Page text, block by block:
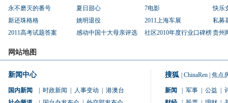
永不磨灭的番号 夏日甜心 7电影
快乐
新还珠格格
姚明退役 2011上海车展
私募
2011高考试题答案
感动中国十大母亲评选 社区2010年度行业口碑榜贵州
网站地图
新闻中心
国内新闻 时政新闻 人事变动
港澳台
搜狐 ChinaRen 焦点
新闻 军事 公益